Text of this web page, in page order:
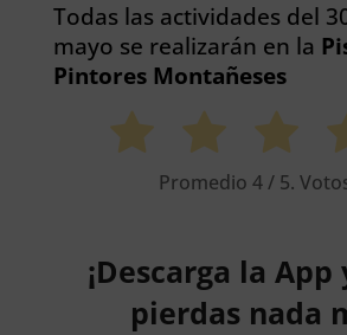
Todas las actividades del
mayo se realizarán en la
Pintores Montañeses
Promedio 4/ 5.
¡Descarga la
pierdas nada